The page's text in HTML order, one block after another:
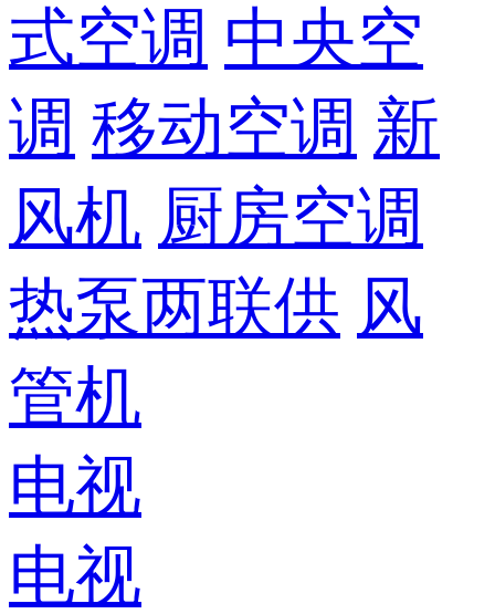
式空调 中央空
调 移动空调 新
风机 厨房空调
热泵两联供 风
管机
电视
电视